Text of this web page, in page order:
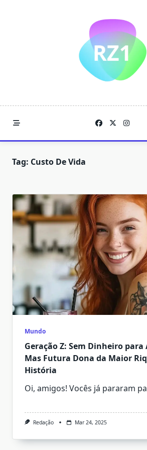
Tag: Custo De Vida
Mundo
Geração Z: Sem Dinheiro
Mas Futura Dona da Maior
História
Oi, amigos! Vocês já pararam
Redação Mar 24, 2025